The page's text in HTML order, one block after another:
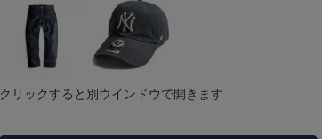
クリックすると別ウインドウで開きます